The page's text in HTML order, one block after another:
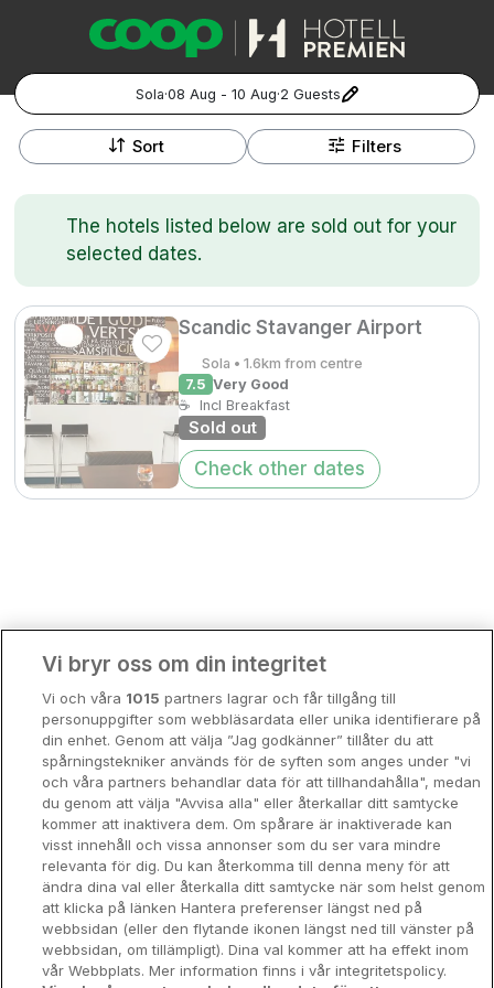
Sola·08 Aug - 10 Aug·2 Guests
Popular Destinations:
Stockholm
Göteborg
Malmö
Hela Norge
Oslo
Sort Filters
+
−
The hotels listed below are sold out for your
selected dates.
Scandic Stavanger Airport
Sola • 1.6km from centre
7.5 Very Good
☕
Incl Breakfast
Sold out
Check other dates
Gift VouchersCoop.seManage Preferences
Registrera ditt hotell
Hotellweekend
Familjerum
Storstadsweekend
Hotellrum under 995 kr
Spahotell
Sydsverige
Om Hotellpremien
Nya hotell
Stadsweekend
Vi bryr oss om din integritet
Vi och våra 1015 partners lagrar och får tillgång till
personuppgifter som webbläsardata eller unika identifierare på
din enhet. Genom att välja ”Jag godkänner” tillåter du att
spårningstekniker används för de syften som anges under "vi
och våra partners behandlar data för att tillhandahålla", medan
du genom att välja "Avvisa alla" eller återkallar ditt samtycke
kommer att inaktivera dem. Om spårare är inaktiverade kan
visst innehåll och vissa annonser som du ser vara mindre
relevanta för dig. Du kan återkomma till denna meny för att
ändra dina val eller återkalla ditt samtycke när som helst genom
att klicka på länken Hantera preferenser längst ned på
webbsidan (eller den flytande ikonen längst ned till vänster på
webbsidan, om tillämpligt). Dina val kommer att ha effekt inom
vår Webbplats. Mer information finns i vår integritetspolicy.